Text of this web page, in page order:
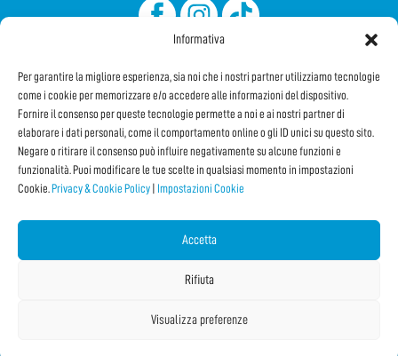
Informativa
Per garantire la migliore esperienza, sia noi che i nostri partner utilizziamo tecnologie
come i cookie per memorizzare e/o accedere alle informazioni del dispositivo.
Fornire il consenso per queste tecnologie permette a noi e ai nostri partner di
elaborare i dati personali, come il comportamento online o gli ID unici su questo sito.
Negare o ritirare il consenso può influire negativamente su alcune funzioni e
funzionalità. Puoi modificare le tue scelte in qualsiasi momento in impostazioni
Cookie. Privacy & Cookie Policy Impostazioni Cookie
Accetta
Rifiuta
Visualizza preferenze
Iscriviti alla Newsletter
CONDIVIDI QUESTA PAGINA!
Facebook
Copyright © 2026 Internet Festival 2026 |CreditsLa Jetée